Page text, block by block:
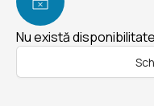
Nu există